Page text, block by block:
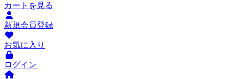
カートを見る
新規会員登録
お気に入り
ログイン